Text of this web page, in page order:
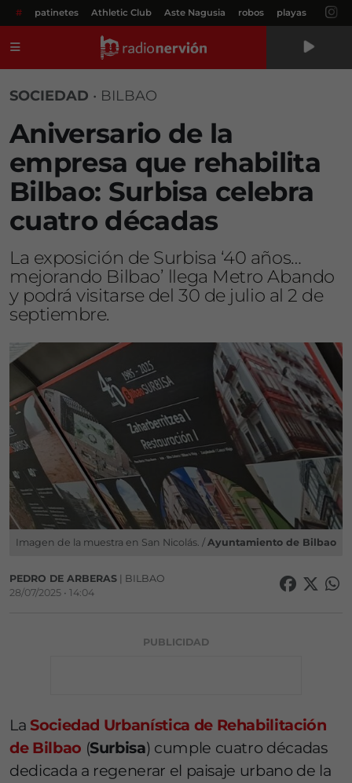
# patinetes Athletic Club Aste Nagusia robos playas
SOCIEDAD • BILBAO
Aniversario de la
empresa que rehabilita
Bilbao: Surbisa celebra
cuatro décadas
La exposición de Surbisa ‘40 años…
mejorando Bilbao’ llega Metro Abando
y podrá visitarse del 30 de julio al 2 de
septiembre.
Imagen de la muestra en San Nicolás. / Ayuntamiento de Bilbao
PEDRO DE ARBERAS | BILBAO
28/07/2025 • 14:04
PUBLICIDAD
La Sociedad Urbanística de Rehabilitación
de Bilbao (Surbisa) cumple cuatro décadas
dedicada a regenerar el paisaje urbano de la